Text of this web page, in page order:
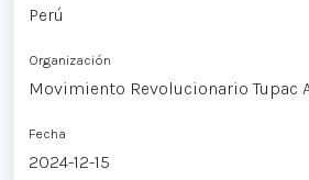
Perú
Organización
Movimiento Revolucionario Tupac
Fecha
2024-12-15